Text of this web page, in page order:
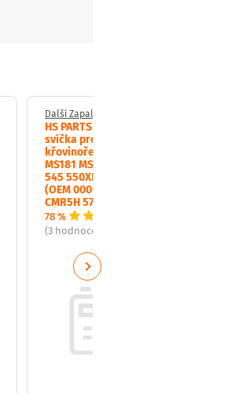
Další Zapalovací svíčky
HS PARTS zapalovací
svíčka pro motorové pily a
křovinořezy Stihl MS171
MS181 MS211 Husqvarna
545 550XP 555 556 560XP
(OEM 00004007009 NGK
CMR5H 574519601)
78 %
(3 hodnocení)
Next